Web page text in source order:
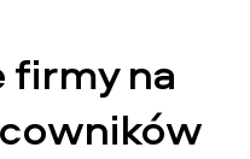
firmy na